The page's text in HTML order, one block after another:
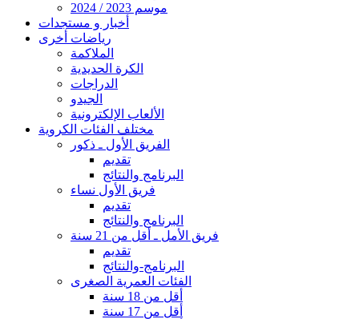
موسم 2023 / 2024
أخبار و مستجدات
رياضات أخرى
الملاكمة
الكرة الحديدية
الدراجات
الجيدو
الألعاب الإلكترونية
مختلف الفئات الكروية
الفريق الأول ـ ذكور
تقديم
البرنامج والنتائج
فريق الأول نساء
تقديم
البرنامج والنتائج
فريق الأمل ـ أقل من 21 سنة
تقديم
البرنامج-والنتائج
الفئات العمرية الصغرى
أقل من 18 سنة
أقل من 17 سنة